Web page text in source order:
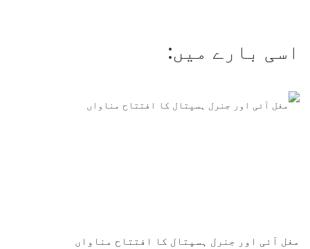
اسی بارے میں:
مغل آئی اور جنرل ہسپتال کا افتتاح مناواں